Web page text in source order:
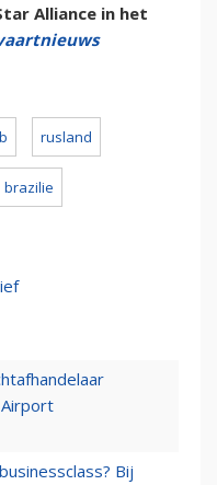
Alliance in het
rusland
brazilie
Bij